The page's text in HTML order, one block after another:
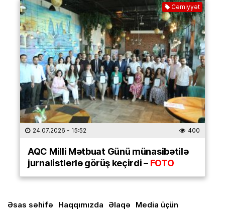
Cəmiyyət
24.07.2026 - 15:52 400
AQC Milli Mətbuat Günü münasibətilə
jurnalistlərlə görüş keçirdi –FOTO
Əsas səhifə Haqqımızda Əlaqə Media üçün